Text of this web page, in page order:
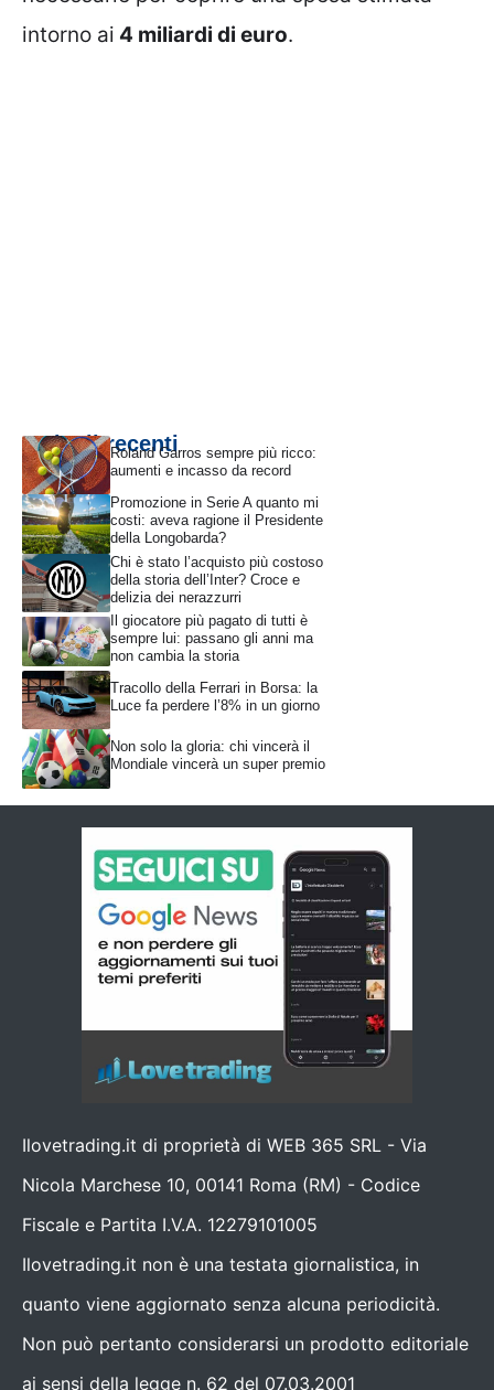
intorno ai 4 miliardi di euro.
Articoli recentiRoland Garros sempre più ricco:
aumenti e incasso da record
Promozione in Serie A quanto mi
costi: aveva ragione il Presidente
della Longobarda?
Chi è stato l’acquisto più costoso
della storia dell’Inter? Croce e
delizia dei nerazzurri
Il giocatore più pagato di tutti è
sempre lui: passano gli anni ma
non cambia la storia
Tracollo della Ferrari in Borsa: la
Luce fa perdere l’8% in un giorno
Non solo la gloria: chi vincerà il
Mondiale vincerà un super premio
Ilovetrading.it di proprietà di WEB 365 SRL - Via
Nicola Marchese 10, 00141 Roma (RM) - Codice
Fiscale e Partita I.V.A. 12279101005
Ilovetrading.it non è una testata giornalistica, in
quanto viene aggiornato senza alcuna periodicità.
Non può pertanto considerarsi un prodotto editoriale
ai sensi della legge n. 62 del 07.03.2001